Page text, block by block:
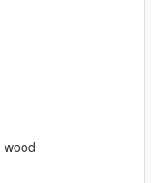
wood